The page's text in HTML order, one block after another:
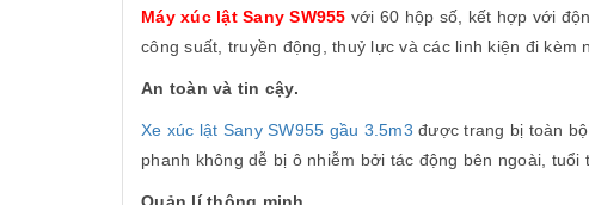
Máy xúc lật Sany SW955 với 60 hộp số, kết hợp với
công suất, truyền động, thuỷ lực và các linh kiện đi kèm
An toàn và tin cậy.
Xe xúc lật Sany SW955 gầu 3.5m3 được trang bị toàn
phanh không dễ bị ô nhiễm bởi tác động bên ngoài,